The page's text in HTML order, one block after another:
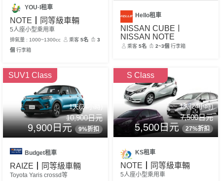
YOU·I租車
NOTE┃同等級車輛
5人座小型乘用車
排氣量 : 1000~1300cc 乘客5名
3
個 行李箱
Hello租車
NISSAN CUBEㅣ
NISSAN NOTE
乘客5名 2~3個 行李箱
SUV1 Class
1天(24小時)
10,900日元
9,900日元 9%折扣
Budget租車
RAIZE┃同等級車輛
Toyota Yaris crossd等
S Class
1天(24小時)
7,500日元
5,500日元 27%折扣
KS租車
NOTE┃同等級車輛
5人座小型乘用車